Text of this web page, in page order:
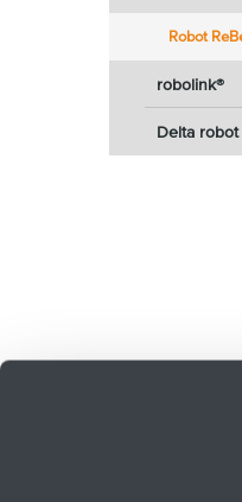
Robot
robolink®
Delta